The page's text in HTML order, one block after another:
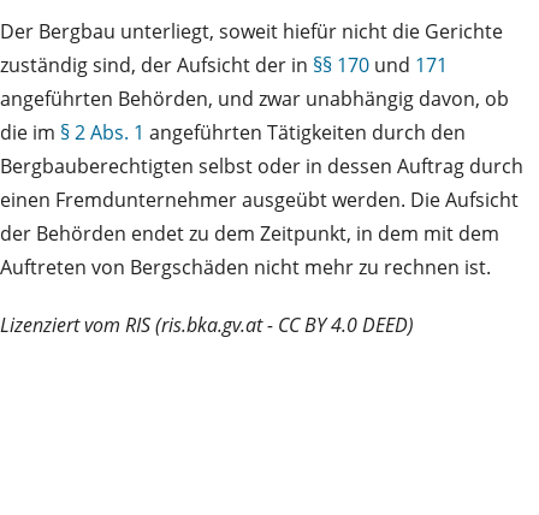
Der Bergbau unterliegt, soweit hiefür nicht die Gerichte
zuständig sind, der Aufsicht der in §§ 170 und 171
angeführten Behörden, und zwar unabhängig davon, ob
die im § 2 Abs. 1 angeführten Tätigkeiten durch den
Bergbauberechtigten selbst oder in dessen Auftrag durch
einen Fremdunternehmer ausgeübt werden. Die Aufsicht
der Behörden endet zu dem Zeitpunkt, in dem mit dem
Auftreten von Bergschäden nicht mehr zu rechnen ist.
Lizenziert vom RIS (ris.bka.gv.at - CC BY 4.0 DEED)